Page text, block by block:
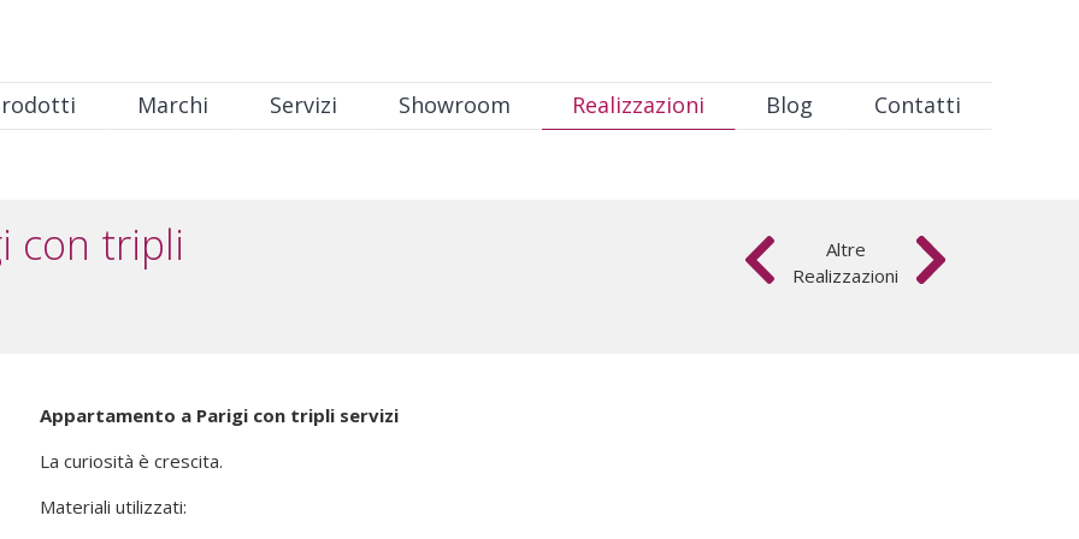
Marchi Servizi Showroom Realizzazioni Blog Contatti
con tripli
Altre
Realizzazioni
Appartamento a Parigi con tripli servizi
La curiosità è crescita.
Materiali utilizzati: